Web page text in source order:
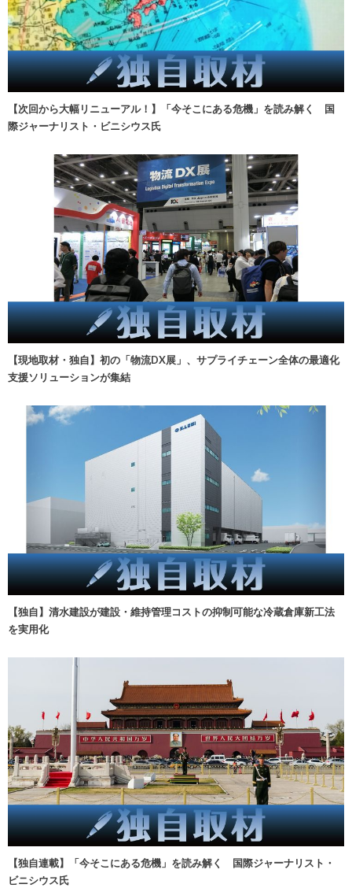
【次回から大幅リニューアル！】「今そこにある危機」を読み解く 国
際ジャーナリスト・ビニシウス氏
【現地取材・独自】初の「物流DX展」、サプライチェーン全体の最適化
支援ソリューションが集結
【独自】清水建設が建設・維持管理コストの抑制可能な冷蔵倉庫新工法
を実用化
【独自連載】「今そこにある危機」を読み解く 国際ジャーナリスト・
ビニシウス氏